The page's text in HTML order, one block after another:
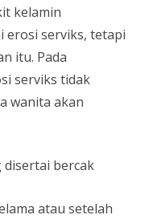
kelamin
erosi serviks, tetapi
itu. Pada
serviks tidak
wanita akan
bercak
atau setelah